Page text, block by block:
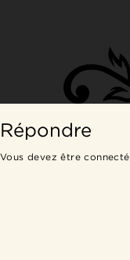
Répondre
Vous devez êtreconnecté